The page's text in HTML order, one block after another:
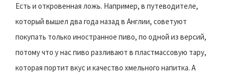
Есть и откровенная ложь. Например, в путеводителе,
который вышел два года назад в Англии, советуют
покупать только иностранное пиво, по одной из версий,
потому что у нас пиво разливают в пластмассовую тару,
которая портит вкус и качество хмельного напитка. А